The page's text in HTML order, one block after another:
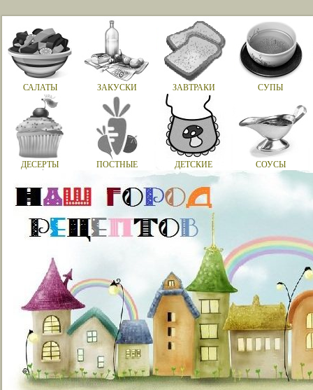
САЛАТЫ ЗАКУСКИ ЗАВТРАКИ СУПЫ
ДЕСЕРТЫ ПОСТНЫЕ ДЕТСКИЕ СОУСЫ